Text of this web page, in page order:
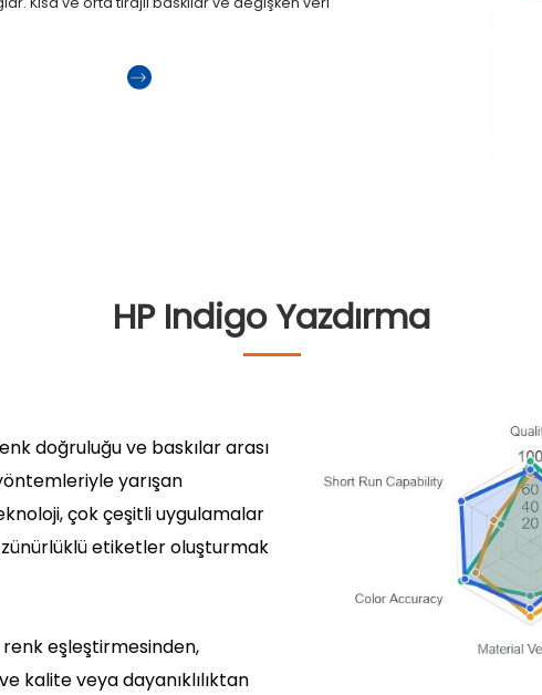
HP Indigo Yazdırma
doğruluğu ve baskılar arası
yarışan
çok çeşitli uygulamalar
etiketler oluşturmak
eşleştirmesinden,
kalite veya dayanıklılıktan